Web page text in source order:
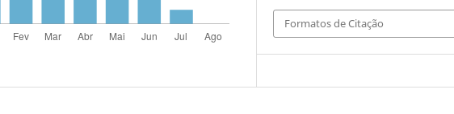
Formatos de Citação